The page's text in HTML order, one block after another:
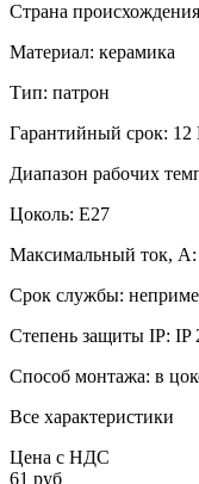
Страна
Материал: керамика
Тип: патрон
Гарантийный срок:
Диапазон рабочих
Цоколь: E27
Максимальный ток, А:
Срок службы:
Степень защиты IP: IP
Способ монтажа: в
Все характеристики
Цена с НДС
61 руб